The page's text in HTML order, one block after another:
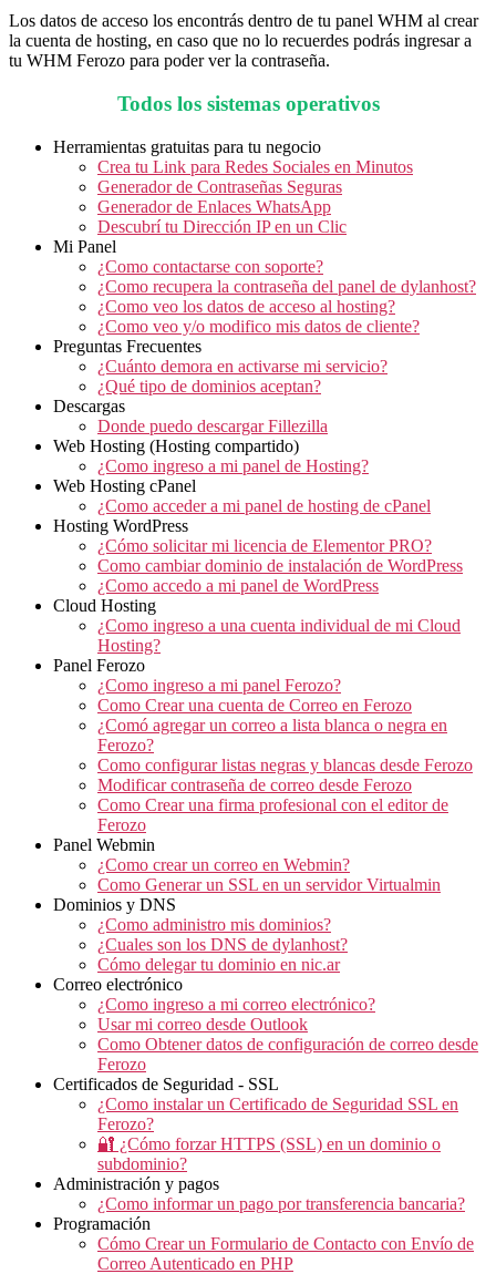
Los datos de acceso los encontrás dentro de tu panel WHM al crear
la cuenta de hosting, en caso que no lo recuerdes podrás ingresar a
tu WHM Ferozo para poder ver la contraseña.
Todos los sistemas operativos
Herramientas gratuitas para tu negocio
Crea tu Link para Redes Sociales en Minutos
Generador de Contraseñas Seguras
Generador de Enlaces WhatsApp
Descubrí tu Dirección IP en un Clic
Mi Panel
¿Como contactarse con soporte?
¿Como recupera la contraseña del panel de dylanhost?
¿Como veo los datos de acceso al hosting?
¿Como veo y/o modifico mis datos de cliente?
Preguntas Frecuentes
¿Cuánto demora en activarse mi servicio?
¿Qué tipo de dominios aceptan?
Descargas
Donde puedo descargar Fillezilla
Web Hosting (Hosting compartido)
¿Como ingreso a mi panel de Hosting?
Web Hosting cPanel
¿Como acceder a mi panel de hosting de cPanel
Hosting WordPress
¿Cómo solicitar mi licencia de Elementor PRO?
Como cambiar dominio de instalación de WordPress
¿Como accedo a mi panel de WordPress
Cloud Hosting
¿Como ingreso a una cuenta individual de mi Cloud
Hosting?
Panel Ferozo
¿Como ingreso a mi panel Ferozo?
Como Crear una cuenta de Correo en Ferozo
¿Comó agregar un correo a lista blanca o negra en
Ferozo?
Como configurar listas negras y blancas desde Ferozo
Modificar contraseña de correo desde Ferozo
Como Crear una firma profesional con el editor de
Ferozo
Panel Webmin
¿Como crear un correo en Webmin?
Como Generar un SSL en un servidor Virtualmin
Dominios y DNS
¿Como administro mis dominios?
¿Cuales son los DNS de dylanhost?
Cómo delegar tu dominio en nic.ar
Correo electrónico
¿Como ingreso a mi correo electrónico?
Usar mi correo desde Outlook
Como Obtener datos de configuración de correo desde
Ferozo
Certificados de Seguridad - SSL
¿Como instalar un Certificado de Seguridad SSL en
Ferozo?
🔐 ¿Cómo forzar HTTPS (SSL) en un dominio o
subdominio?
Administración y pagos
¿Como informar un pago por transferencia bancaria?
Programación
Cómo Crear un Formulario de Contacto con Envío de
Correo Autenticado en PHP